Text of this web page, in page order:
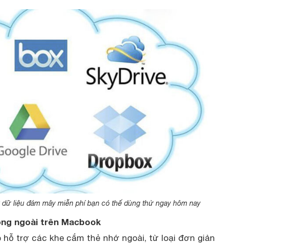
liệu đám mây miễn phí bạn có thế dùng thử ngay hôm nay
ngoài trên Macbook
hỗ trợ các khe cắm thẻ nhớ ngoài, từ loại đơn giản